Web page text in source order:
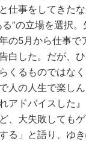
仕事をしてきた
”の立場を選択
の5月から仕事で
白した。だが、
くるものではな
人の人生で楽し
アドバイスした
、大失敗しても
る」と語り、ゆ